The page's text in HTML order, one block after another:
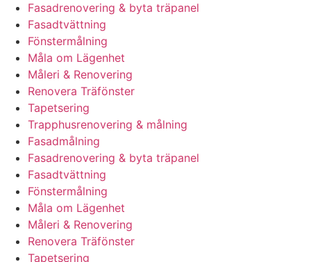
Fasadrenovering & byta träpanel
Fasadtvättning
Fönstermålning
Måla om Lägenhet
Måleri & Renovering
Renovera Träfönster
Tapetsering
Trapphusrenovering & målning
Fasadmålning
Fasadrenovering & byta träpanel
Fasadtvättning
Fönstermålning
Måla om Lägenhet
Måleri & Renovering
Renovera Träfönster
Tapetsering